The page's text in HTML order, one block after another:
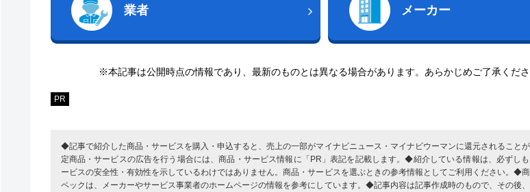
業者 メーカー
※本記事は公開時点の情報であり、最新のものとは異なる場合があります。あらかじめご了承くださ
PR
◆記事で紹介した商品・サービスを購入・申込すると、売上の一部がマイナビニュース・マイナビウーマンに還元されること
定商品・サービスの広告を行う場合には、商品・サービス情報に「PR」表記を記載します。◆紹介している情報は、必ずし
ービスの安全性・有効性を示しているわけではありません。商品・サービスを選ぶときの参考情報としてご利用ください。◆
ペックは、メーカーやサービス事業者のホームページの情報を参考にしています。◆記事内容は記事作成時のもので、その後